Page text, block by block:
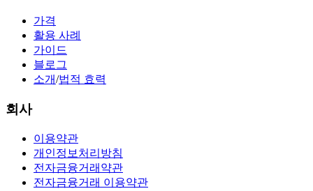
가격
활용 사례
가이드
블로그
소개/법적 효력
회사
이용약관
개인정보처리방침
전자금융거래약관
전자금융거래 이용약관